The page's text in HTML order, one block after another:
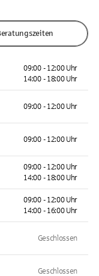
09:00 - 12:00 Uhr
14:00 - 18:00 Uhr
09:00 - 12:00 Uhr
09:00 - 12:00 Uhr
09:00 - 12:00 Uhr
14:00 - 18:00 Uhr
09:00 - 12:00 Uhr
14:00 - 16:00 Uhr
Geschlossen
Geschlossen